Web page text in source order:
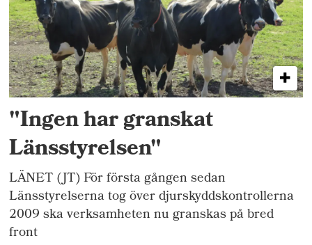
"Ingen har granskat
Länsstyrelsen"
LÄNET (JT) För första gången sedan
Länsstyrelserna tog över djurskyddskontrollerna
2009 ska verksamheten nu granskas på bred
front